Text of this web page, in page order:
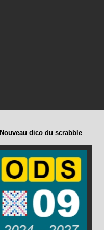
Nouveau dico du scrabble